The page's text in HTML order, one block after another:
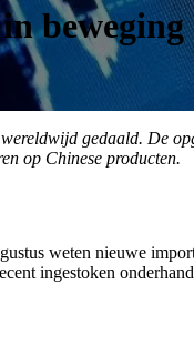
beweging
gedaald. De
op Chinese producten.
weten nieuwe
ingestoken